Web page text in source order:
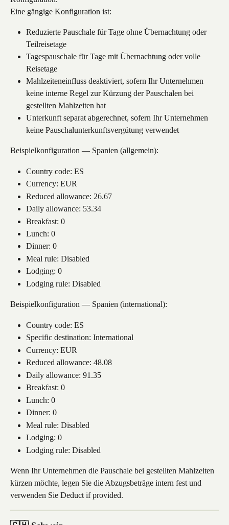
Eine gängige Konfiguration ist:
Reduzierte Pauschale für Tage ohne Übernachtung oder
Teilreisetage
Tagespauschale für Tage mit Übernachtung oder volle
Reisetage
Mahlzeiteneinfluss deaktiviert, sofern Ihr Unternehmen
keine interne Regel zur Kürzung der Pauschalen bei
gestellten Mahlzeiten hat
Unterkunft separat abgerechnet, sofern Ihr Unternehmen
keine Pauschalunterkunftsvergütung verwendet
Beispielkonfiguration — Spanien (allgemein):
Country code: ES
Currency: EUR
Reduced allowance: 26.67
Daily allowance: 53.34
Breakfast: 0
Lunch: 0
Dinner: 0
Meal rule: Disabled
Lodging: 0
Lodging rule: Disabled
Beispielkonfiguration — Spanien (international):
Country code: ES
Specific destination: International
Currency: EUR
Reduced allowance: 48.08
Daily allowance: 91.35
Breakfast: 0
Lunch: 0
Dinner: 0
Meal rule: Disabled
Lodging: 0
Lodging rule: Disabled
Wenn Ihr Unternehmen die Pauschale bei gestellten Mahlzeiten
kürzen möchte, legen Sie die Abzugsbeträge intern fest und
verwenden Sie Deduct if provided.